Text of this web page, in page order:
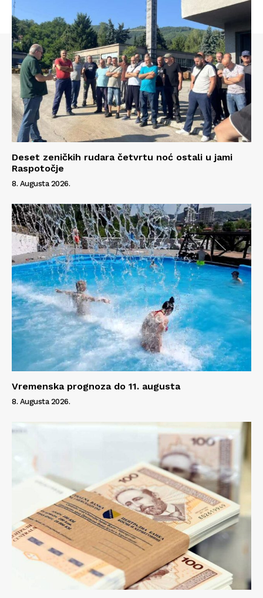
O nama
Kontakt
Impressum
Deset zeničkih rudara četvrtu noć ostali u jami
Raspotočje
8. Augusta 2026.
Vremenska prognoza do 11. augusta
8. Augusta 2026.